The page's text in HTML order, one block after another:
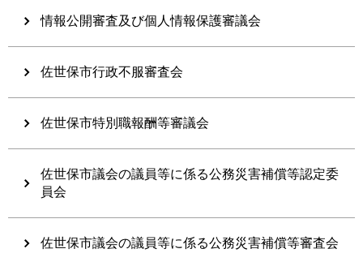
情報公開審査及び個人情報保護審議会
佐世保市行政不服審査会
佐世保市特別職報酬等審議会
佐世保市議会の議員等に係る公務災害補償等認定委
員会
佐世保市議会の議員等に係る公務災害補償等審査会